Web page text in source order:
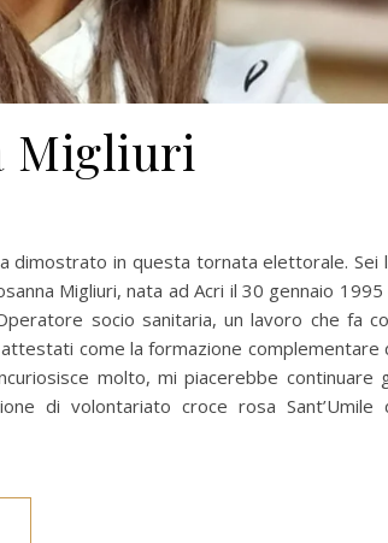
Migliuri
dimostrato in questa tornata elettorale. Sei
Migliuri, nata ad Acri il 30 gennaio 1995
socio sanitaria, un lavoro che fa
come la formazione complementare
molto, mi piacerebbe continuare
di volontariato croce rosa Sant’Umile